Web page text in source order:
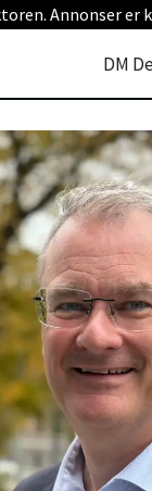
Annonser er
DM